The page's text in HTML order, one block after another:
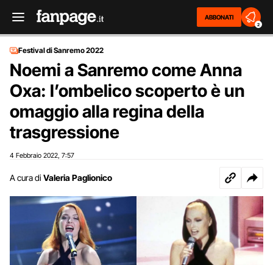
ABBONATI
2
Festival di Sanremo 2022
Noemi a Sanremo come Anna
Oxa: l’ombelico scoperto è un
omaggio alla regina della
trasgressione
4 Febbraio 2022 7:57
A cura di Valeria Paglionico